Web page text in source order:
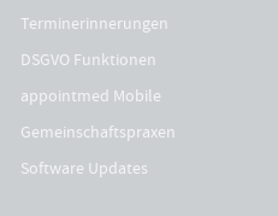
Terminerinnerungen
DSGVO Funktionen
appointmed Mobile
Gemeinschaftspraxen
Software Updates